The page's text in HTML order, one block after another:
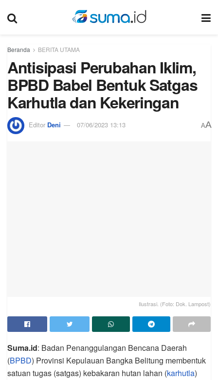
Beranda BERITA UTAMA
Antisipasi Perubahan Iklim,
BPBD Babel Bentuk Satgas
Karhutla dan Kekeringan
Editor Deni 07/06/2023 13:13 AA
Ilustrasi. (Foto: Dok. Lampost)
Suma.id: Badan Penanggulangan Bencana Daerah
(BPBD) Provinsi Kepulauan Bangka Belitung membentuk
satuan tugas (satgas) kebakaran hutan lahan (karhutla)